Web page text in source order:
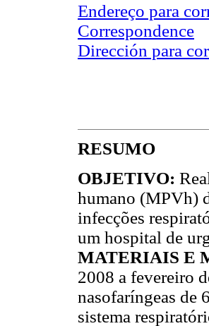
Endereço para
Correspondence
Dirección para
RESUMO
OBJETIVO:
humano (MPVh)
infecções
um hospital de
MATERIAIS E
2008 a fevereiro
nasofaríngeas de
sistema